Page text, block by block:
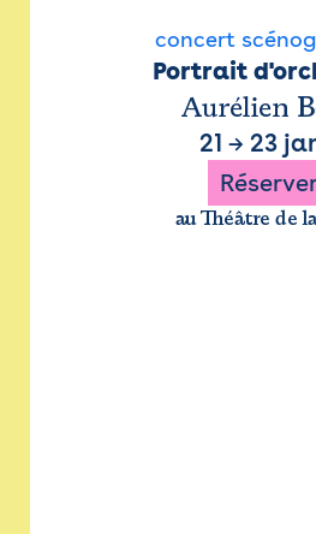
concert
Portrait
Aurélien
21 → 23
au Théâtre de